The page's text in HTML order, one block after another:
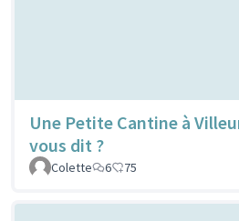
Une Petite Cantine à
vous dit ?
Colette 6 75